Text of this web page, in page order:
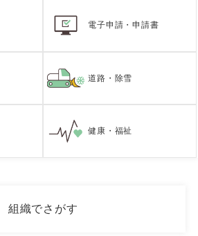
電子申請・申請書
道路・除雪
健康・福祉
組織でさがす